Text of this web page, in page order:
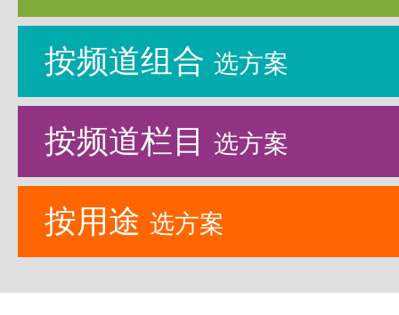
按频道组合 选方案
按频道栏目 选方案
按用途 选方案